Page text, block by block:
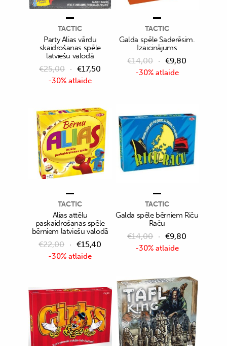
-30% atlaide
TACTIC
Party Alias vārdu
skaidrošanas spēle
latviešu valodā
€25,00 €17,50 -30% atlaide
TACTIC
Galda spēle Saderēsim.
Izaicinājums
€14,00 €9,80
-30% atlaide
TACTIC
Alias attēlu
paskaidrošanas spēle
bērniem latviešu valodā
€22,00 €15,40 -30% atlaide
TACTIC
Galda spēle bērniem Riču
Raču
€14,00 €9,80